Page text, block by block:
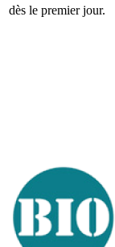
dès le premier jour.